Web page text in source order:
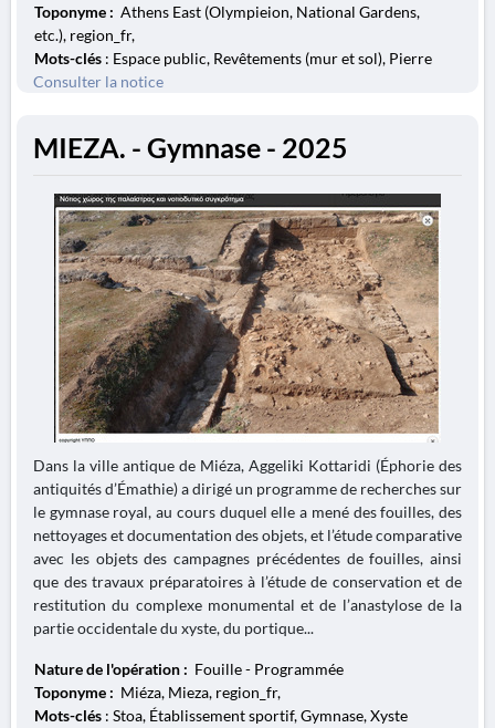
Toponyme : Athens East (Olympieion, National Gardens,
etc.), region_fr,
Mots-clés : Espace public, Revêtements (mur et sol), Pierre
Consulter la notice
MIEZA. - Gymnase - 2025
Dans la ville antique de Miéza, Aggeliki Kottaridi (Éphorie des
antiquités d’Émathie) a dirigé un programme de recherches sur
le gymnase royal, au cours duquel elle a mené des fouilles, des
nettoyages et documentation des objets, et l’étude comparative
avec les objets des campagnes précédentes de fouilles, ainsi
que des travaux préparatoires à l’étude de conservation et de
restitution du complexe monumental et de l’anastylose de la
partie occidentale du xyste, du portique...
Nature de l'opération : Fouille - Programmée
Toponyme : Miéza, Mieza, region_fr,
Mots-clés : Stoa, Établissement sportif, Gymnase, Xyste